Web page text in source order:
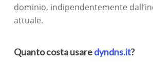
dominio, indipendentemente
attuale.
Quanto costa usaredyndns.it?